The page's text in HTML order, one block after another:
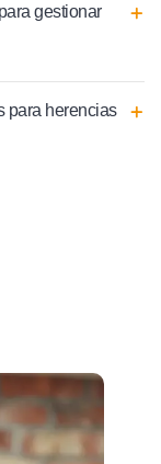
gestionar
para herencias